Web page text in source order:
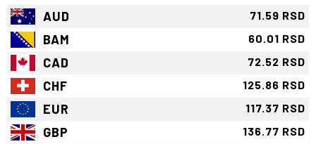
AUD 71.59 RSD
BAM 60.01 RSD
CAD 72.52 RSD
CHF 125.86 RSD
EUR 117.37 RSD
GBP 136.77 RSD